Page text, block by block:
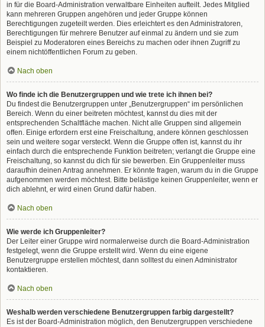
in für die Board-Administration verwaltbare Einheiten aufteilt. Jedes Mitglied
kann mehreren Gruppen angehören und jeder Gruppe können
Berechtigungen zugeteilt werden. Dies erleichtert es den Administratoren,
Berechtigungen für mehrere Benutzer auf einmal zu ändern und sie zum
Beispiel zu Moderatoren eines Bereichs zu machen oder ihnen Zugriff zu
einem nichtöffentlichen Forum zu geben.
Nach oben
Wo finde ich die Benutzergruppen und wie trete ich ihnen bei?
Du findest die Benutzergruppen unter „Benutzergruppen“ im persönlichen
Bereich. Wenn du einer beitreten möchtest, kannst du dies mit der
entsprechenden Schaltfläche machen. Nicht alle Gruppen sind allgemein
offen. Einige erfordern erst eine Freischaltung, andere können geschlossen
sein und weitere sogar versteckt. Wenn die Gruppe offen ist, kannst du ihr
einfach durch die entsprechende Funktion beitreten; verlangt die Gruppe eine
Freischaltung, so kannst du dich für sie bewerben. Ein Gruppenleiter muss
daraufhin deinen Antrag annehmen. Er könnte fragen, warum du in die Gruppe
aufgenommen werden möchtest. Bitte belästige keinen Gruppenleiter, wenn er
dich ablehnt, er wird einen Grund dafür haben.
Nach oben
Wie werde ich Gruppenleiter?
Der Leiter einer Gruppe wird normalerweise durch die Board-Administration
festgelegt, wenn die Gruppe erstellt wird. Wenn du eine eigene
Benutzergruppe erstellen möchtest, dann solltest du einen Administrator
kontaktieren.
Nach oben
Weshalb werden verschiedene Benutzergruppen farbig dargestellt?
Es ist der Board-Administration möglich, den Benutzergruppen verschiedene